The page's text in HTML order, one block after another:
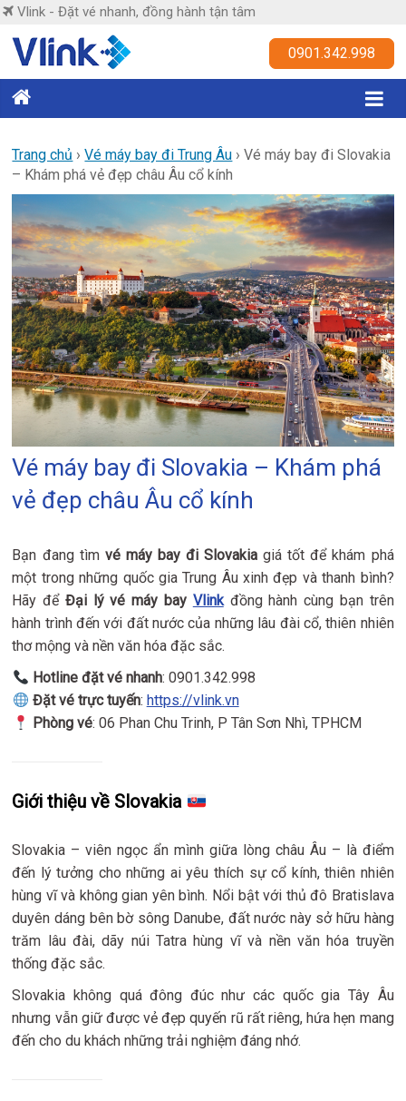
Skip
content
Vlink - Đặt vé nhanh, đồng hành tận tâm
Vlink
nhanh,
đồng
hành
tận
tâm
0901.342.998
Trang chủ ›Vé máy bay đi Trung Âu ›Vé máy bay đi Slovakia
– Khám phá vẻ đẹp châu Âu cổ kính
Vé máy bay đi Slovakia – Khám phá
vẻ đẹp châu Âu cổ kính
Bạn đang tìm vé máy bay đi Slovakia giá tốt để khám phá
một trong những quốc gia Trung Âu xinh đẹp và thanh bình?
Hãy để Đại lý vé máy bay Vlinkđồng hành cùng bạn trên
hành trình đến với đất nước của những lâu đài cổ, thiên nhiên
thơ mộng và nền văn hóa đặc sắc.
Hotline đặt vé nhanh: 0901.342.998
Đặt vé trực tuyến: https://vlink.vn
Phòng vé: 06 Phan Chu Trinh, P Tân Sơn Nhì, TPHCM
Giới thiệu về Slovakia
Slovakia – viên ngọc ẩn mình giữa lòng châu Âu – là điểm
đến lý tưởng cho những ai yêu thích sự cổ kính, thiên nhiên
hùng vĩ và không gian yên bình. Nổi bật với thủ đô Bratislava
duyên dáng bên bờ sông Danube, đất nước này sở hữu hàng
trăm lâu đài, dãy núi Tatra hùng vĩ và nền văn hóa truyền
thống đặc sắc.
Slovakia không quá đông đúc như các quốc gia Tây Âu
nhưng vẫn giữ được vẻ đẹp quyến rũ rất riêng, hứa hẹn mang
đến cho du khách những trải nghiệm đáng nhớ.